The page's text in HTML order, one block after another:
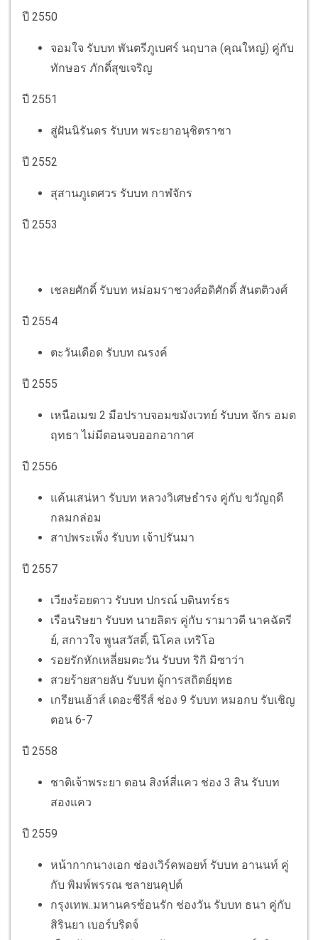
ปี 2550
จอมใจ รับบท พันตรีภูเบศร์ นฤบาล (คุณใหญ่) คู่กับ
ทักษอร ภักดิ์สุขเจริญ
ปี 2551
สู่ฝันนิรันดร รับบท พระยาอนุชิตราชา
ปี 2552
สุสานภูเตศวร รับบท กาฬจักร
ปี 2553
เชลยศักดิ์ รับบท หม่อมราชวงศ์อดิศักดิ์ สันตติวงศ์
ปี 2554
ตะวันเดือด รับบท ณรงค์
ปี 2555
เหนือเมฆ 2 มือปราบจอมขมังเวทย์ รับบท จักร อมต
ฤทธา ไม่มีตอนจบออกอากาศ
ปี 2556
แค้นเสน่หา รับบท หลวงวิเศษธำรง คู่กับ ขวัญฤดี
กลมกล่อม
สาปพระเพ็ง รับบท เจ้าปรันมา
ปี 2557
เวียงร้อยดาว รับบท ปกรณ์ บดินทร์ธร
เรือนริษยา รับบท นายลิตร คู่กับ รามาวดี นาคฉัตรี
ย์, สกาวใจ พูนสวัสดิ์, นิโคล เทริโอ
รอยรักหักเหลี่ยมตะวัน รับบท ริกิ มิซาว่า
สวยร้ายสายลับ รับบท ผู้การสถิตย์ยุทธ
เกรียนเฮ้าส์ เดอะซีรีส์ ช่อง 9 รับบท หมอกบ รับเชิญ
ตอน 6-7
ปี 2558
ชาติเจ้าพระยา ตอน สิงห์สี่แคว ช่อง 3 สิน รับบท
สองแคว
ปี 2559
หน้ากากนางเอก ช่องเวิร์คพอยท์ รับบท อานนท์ คู่
กับ พิมพ์พรรณ ชลายนคุปต์
กรุงเทพ..มหานครซ้อนรัก ช่องวัน รับบท ธนา คู่กับ
สิรินยา เบอร์บริดจ์